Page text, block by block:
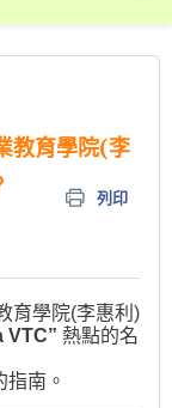
教育學院(李
列印
育學院(李惠利)
VTC” 熱點的名
指南。